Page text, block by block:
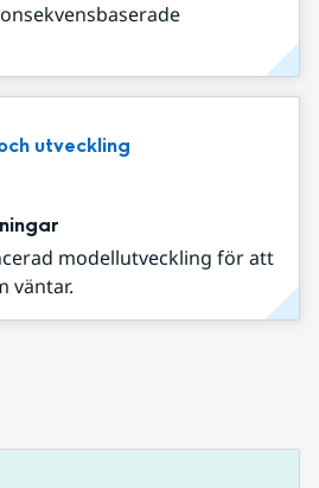
utveckling
modellutveckling för att
väntar.